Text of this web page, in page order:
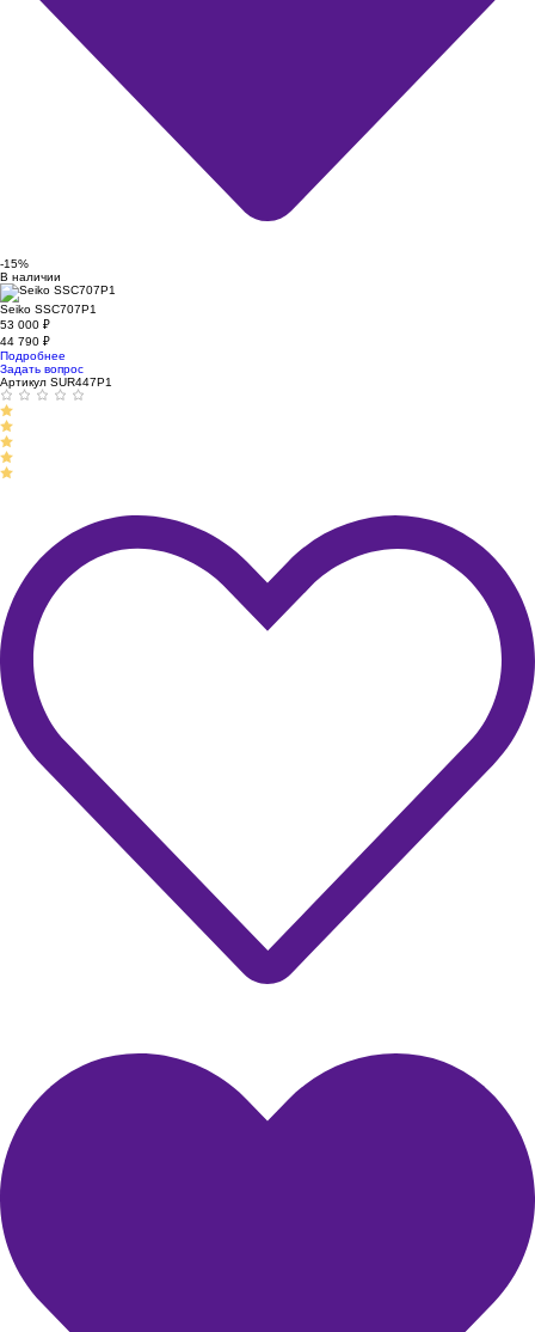
-15%
В наличии
Seiko SSC707P1
53 000 ₽
44 790 ₽
Подробнее
Задать вопрос
Артикул SUR447P1